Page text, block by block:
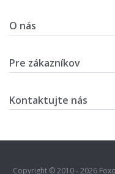
O nás
Pre zákazníkov
Kontaktujte nás
Copyright © 2010 - 2026